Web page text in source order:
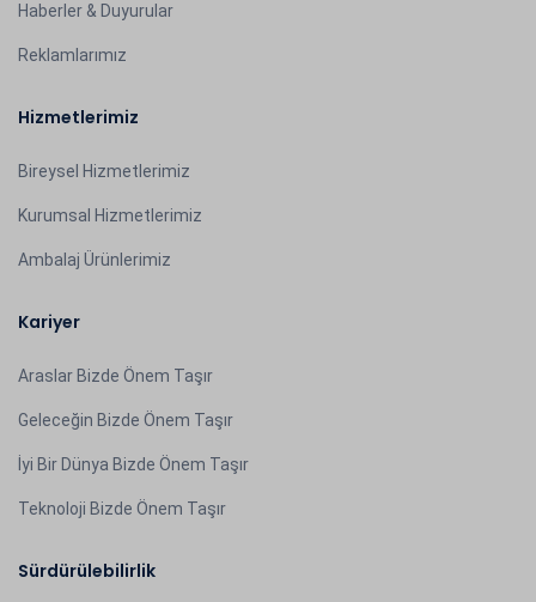
Haberler & Duyurular
Reklamlarımız
Hizmetlerimiz
Bireysel Hizmetlerimiz
Kurumsal Hizmetlerimiz
Ambalaj Ürünlerimiz
Kariyer
Araslar Bizde Önem Taşır
Geleceğin Bizde Önem Taşır
İyi Bir Dünya Bizde Önem Taşır
Teknoloji Bizde Önem Taşır
Sürdürülebilirlik